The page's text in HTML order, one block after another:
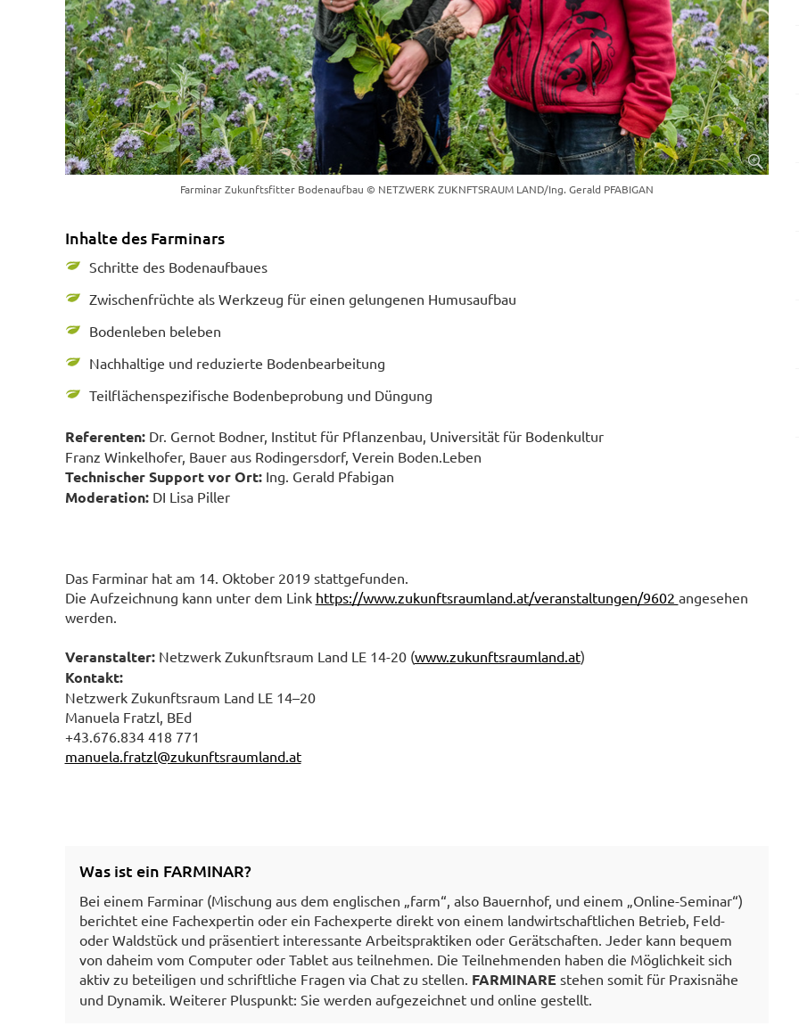
Farminar Zukunftsfitter Bodenaufbau © NETZWERK ZUKNFTSRAUM LAND/Ing. Gerald PFABIGAN
Inhalte des Farminars
Schritte des Bodenaufbaues
Zwischenfrüchte als Werkzeug für einen gelungenen Humusaufbau
Bodenleben beleben
Nachhaltige und reduzierte Bodenbearbeitung
Teilflächenspezifische Bodenbeprobung und Düngung
Referenten: Dr. Gernot Bodner, Institut für Pflanzenbau, Universität für Bodenkultur
Franz Winkelhofer, Bauer aus Rodingersdorf, Verein Boden.Leben
Technischer Support vor Ort: Ing. Gerald Pfabigan
Moderation: DI Lisa Piller
Das Farminar hat am 14. Oktober 2019 stattgefunden.
Die Aufzeichnung kann unter dem Link https://www.zukunftsraumland.at/veranstaltungen/9602 angesehen
werden.
Veranstalter: Netzwerk Zukunftsraum Land LE 14-20 (www.zukunftsraumland.at)
Kontakt:
Netzwerk Zukunftsraum Land LE 14–20
Manuela Fratzl, BEd
+43.676.834 418 771
manuela.fratzl@zukunftsraumland.at
Was ist ein FARMINAR?
Bei einem Farminar (Mischung aus dem englischen „farm“, also Bauernhof, und einem „Online-Seminar“)
berichtet eine Fachexpertin oder ein Fachexperte direkt von einem landwirtschaftlichen Betrieb, Feld-
oder Waldstück und präsentiert interessante Arbeitspraktiken oder Gerätschaften. Jeder kann bequem
von daheim vom Computer oder Tablet aus teilnehmen. Die Teilnehmenden haben die Möglichkeit sich
aktiv zu beteiligen und schriftliche Fragen via Chat zu stellen. FARMINARE stehen somit für Praxisnähe
und Dynamik. Weiterer Pluspunkt: Sie werden aufgezeichnet und online gestellt.